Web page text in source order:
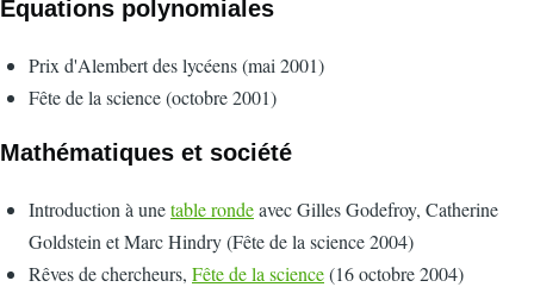
Équations polynomiales
Prix d'Alembert des lycéens (mai 2001)
Fête de la science (octobre 2001)
Mathématiques et société
Introduction à unetable rondeavec Gilles Godefroy, Catherine
Goldstein et Marc Hindry (Fête de la science 2004)
Rêves de chercheurs, Fête de la science(16 octobre 2004)